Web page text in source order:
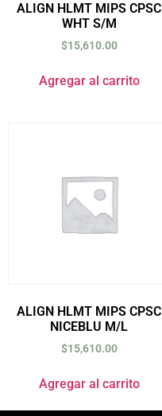
ALIGN HLMT MIPS CPSC
WHT S/M
$15,610.00
Agregar al carrito
ALIGN HLMT MIPS CPSC
NICEBLU M/L
$15,610.00
Agregar al carrito